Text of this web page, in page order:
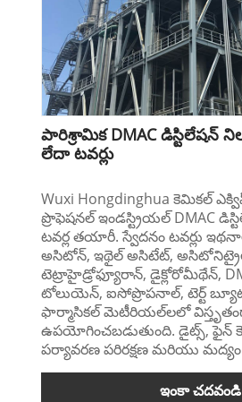
పారిశ్రామిక DMAC డిస్టిలేషన్
లేదా టవర్లు
Wuxi Hongdinghua కెమికల్
ప్రొఫెషనల్ ఇండస్ట్రియల్ DMAC
టవర్ల తయారీ. స్వేదనం టవర్లు
అసిటోన్, ఇథైల్ అసిటేట్,
టెట్రాహైడ్రోఫ్యూరాన్, డైక్లోరోమీథేన్,
టోలుయెన్, ఐసోప్రొపనాల్, టెర్ట్
ఫార్మాసికల్ మెటీరియల్‌లలో
ఉపయోగించబడుతుంది. డైట్స్,
పర్యావరణ పరిరక్షణ మరియు
ఇంకా చదవండి